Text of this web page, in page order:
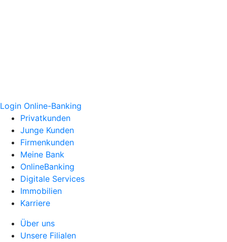
Login Online-Banking
Privatkunden
Junge Kunden
Firmenkunden
Meine Bank
OnlineBanking
Digitale Services
Immobilien
Karriere
Über uns
Unsere Filialen